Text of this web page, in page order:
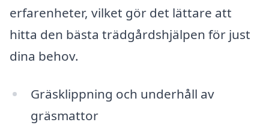
erfarenheter, vilket gör det lättare att
hitta den bästa trädgårdshjälpen för just
dina behov.
Gräsklippning och underhåll av
gräsmattor